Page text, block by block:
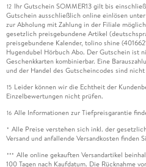
12 Ihr Gutschein SOMMER13 gilt bis
Gutschein ausschließlich online einlösen
zur Abholung mit Zahlung in der Filiale
gesetzlich preisgebundene Artikel
preisgebundene Kalender, tolino shine
Hugendubel Hörbuch Abo. Der Gutschein ist
Geschenkkarten kombinierbar. Eine
und der Handel des Gutscheincodes sind
15 Leider können wir die Echtheit der
Einzelbewertungen nicht prüfen.
16 Alle Informationen zur Tiefpreisgarantie
* Alle Preise verstehen sich inkl. der
Versand und anfallende Versandkosten finden
*** Alle online gekauften Versandartikel
100 Tagen nach Kaufdatum. Die Rücknahme